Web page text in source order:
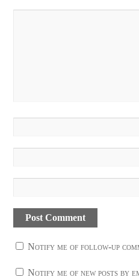
Notify me of follow-up
Notify me of new posts by